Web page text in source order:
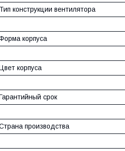
конструкции вентилятора
корпуса
корпуса
срок
производства